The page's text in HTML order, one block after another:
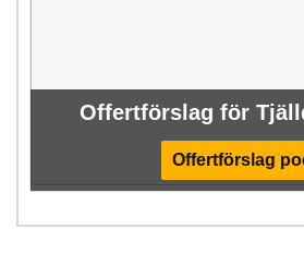
Offertförslag för
Offertförslag